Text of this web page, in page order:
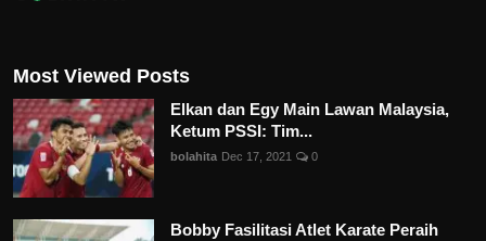
Most Viewed Posts
Elkan dan Egy Main Lawan Malaysia,
Ketum PSSI: Tim...
bolahita Dec 17, 2021 0
Bobby Fasilitasi Atlet Karate Peraih